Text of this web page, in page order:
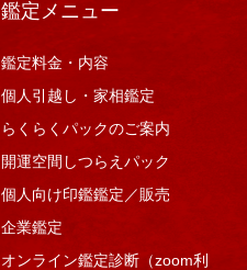
鑑定メニュー
鑑定料金・内容
個人引越し・家相鑑定
らくらくパックのご案内
開運空間しつらえパック
個人向け印鑑鑑定／販売
企業鑑定
オンライン鑑定診断（zoom利